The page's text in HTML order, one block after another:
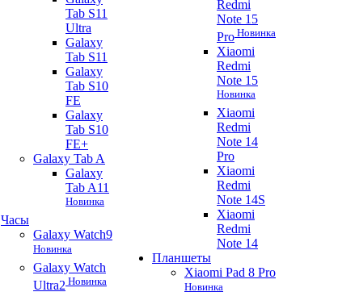
Tab S11
Ultra
Galaxy
Tab S11
Galaxy
Tab S10
FE
Galaxy
Tab S10
FE+
Galaxy Tab A
Galaxy
Tab A11
Новинка
Часы
Galaxy Watch9
Новинка
Galaxy Watch
Ultra2 Новинка
Redmi
Note 15
Pro Новинка
Xiaomi
Redmi
Note 15
Новинка
Xiaomi
Redmi
Note 14
Pro
Xiaomi
Redmi
Note 14S
Xiaomi
Redmi
Note 14
Планшеты
Xiaomi Pad 8 Pro
Новинка